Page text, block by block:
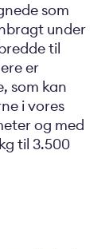
som
under
til
er
som kan
i vores
og med
til 3.500